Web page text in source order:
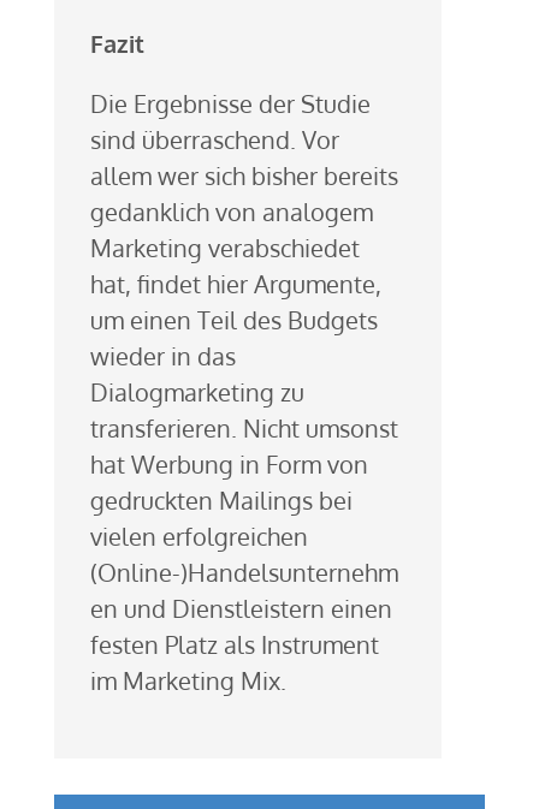
Fazit
Die Ergebnisse der Studie
sind überraschend. Vor
allem wer sich bisher bereits
gedanklich von analogem
Marketing verabschiedet
hat, findet hier Argumente,
um einen Teil des Budgets
wieder in das
Dialogmarketing zu
transferieren. Nicht umsonst
hat Werbung in Form von
gedruckten Mailings bei
vielen erfolgreichen
(Online-)Handelsunternehm
en und Dienstleistern einen
festen Platz als Instrument
im Marketing Mix.